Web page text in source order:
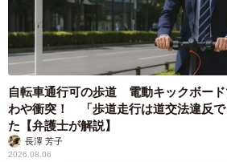
自転車通行可の歩道 電動キックボー
わや衝突！ 「歩道走行は道交法違反で
た【弁護士が解説】
長澤 芳子
2026.08.06